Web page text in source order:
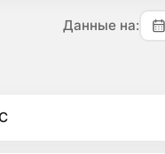
Данные на: